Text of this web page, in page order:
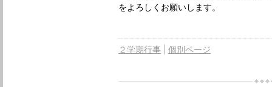
をよろしくお願いします。
２学期行事 個別ページ